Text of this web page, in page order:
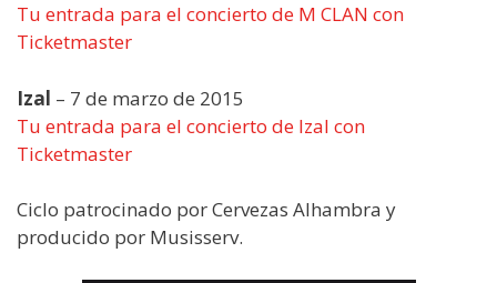
Tu entrada para el concierto de M CLAN con
Ticketmaster
Izal – 7 de marzo de 2015
Tu entrada para el concierto de Izal con
Ticketmaster
Ciclo patrocinado por Cervezas Alhambra y
producido por Musisserv.